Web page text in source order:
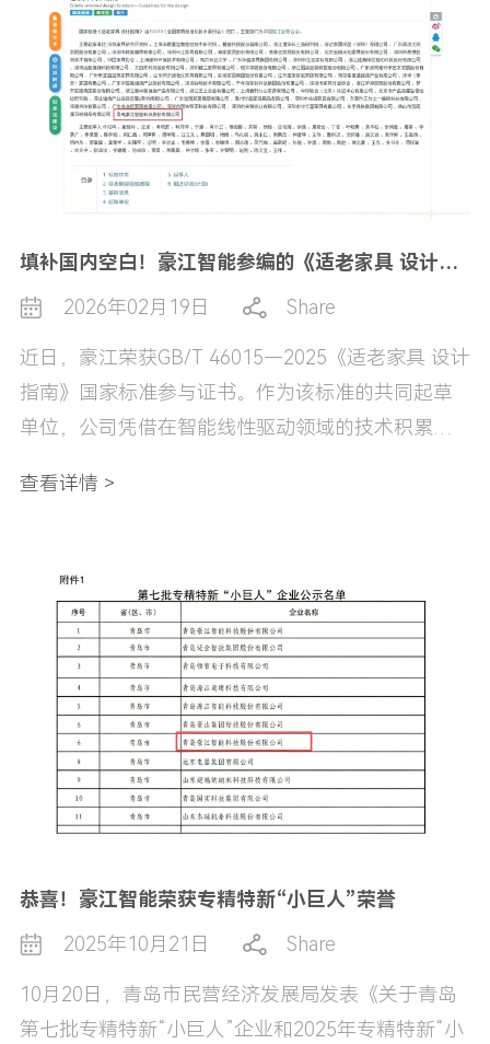
填补国内空白！豪江智能参编的《适老家具 设计指南》国标正式施行
2026年02月19日
Share
近日，豪江荣获GB/T 46015—2025《适老家具 设计
指南》国家标准参与证书。作为该标准的共同起草
单位，公司凭借在智能线性驱动领域的技术积累，
力量。该标准已于2025年8月发布，并于2026年2月
查看详情 >
恭喜！豪江智能荣获专精特新“小巨人”荣誉
2025年10月21日
Share
10月20日，青岛市民营经济发展局发表《关于青岛
第七批专精特新“小巨人”企业和2025年专精特新“小